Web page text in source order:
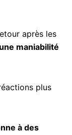
après les
maniabilité
plus
à des